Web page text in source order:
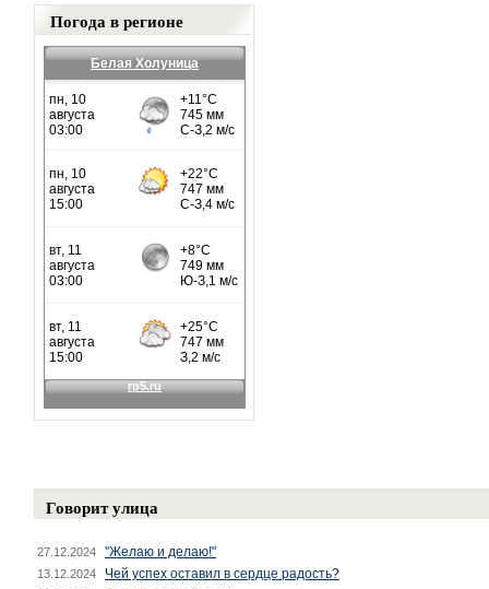
Погода в регионе
Белая Холуница
Говорит улица
27.12.2024 "Желаю и делаю!"
13.12.2024 Чей успех оставил в сердце радость?